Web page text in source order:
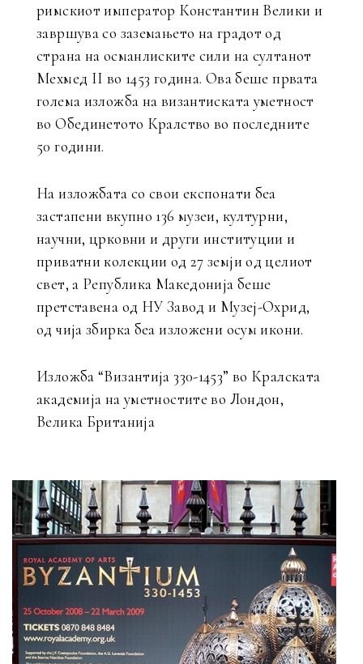
римскиот император Константин Велики и
завршува со заземањето на градот од
страна на османлиските сили на султанот
Мехмед II во 1453 година. Ова беше првата
голема изложба на византиската уметност
во Обединетото Кралство во последните
50 години.
На изложбата со свои експонати беа
застапени вкупно 136 музеи, културни,
научни, црковни и други институции и
приватни колекции од 27 земји од целиот
свет, а Република Македонија беше
претставена од НУ Завод и Музеј-Охрид,
од чија збирка беа изложени осум икони.
Изложба “Византија 330-1453” во Кралската
академија на уметностите во Лондон,
Велика Британија